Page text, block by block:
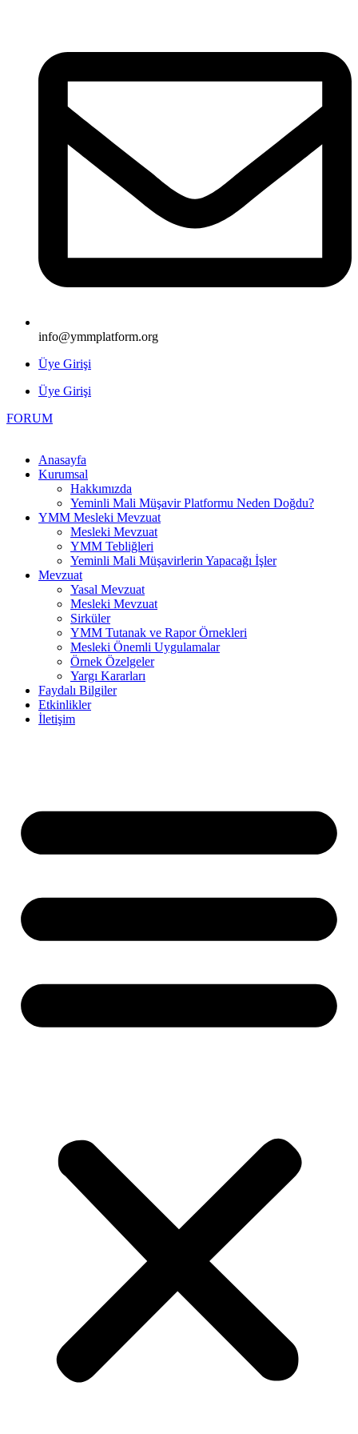
info@ymmplatform.org
Üye Girişi
Üye Girişi
FORUM
Anasayfa
Kurumsal
Hakkımızda
Yeminli Mali Müşavir Platformu Neden Doğdu?
YMM Mesleki Mevzuat
Mesleki Mevzuat
YMM Tebliğleri
Yeminli Mali Müşavirlerin Yapacağı İşler
Mevzuat
Yasal Mevzuat
Mesleki Mevzuat
Sirküler
YMM Tutanak ve Rapor Örnekleri
Mesleki Önemli Uygulamalar
Örnek Özelgeler
Yargı Kararları
Faydalı Bilgiler
Etkinlikler
İletişim